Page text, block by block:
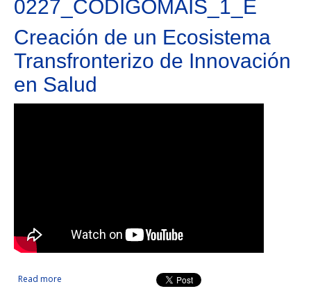
0227_CODIGOMAIS_1_E
Creación de un Ecosistema
Transfronterizo de Innovación
en Salud
Read more about Creación de un Ecosistema Transfronterizo de